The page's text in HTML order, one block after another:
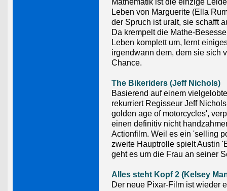
Leben von Marguerite (Ella
der Spruch ist uralt, sie schafft
Da krempelt die Mathe-
Leben komplett um, lernt
irgendwann dem, dem sie sich
Chance.
The Bikeriders (Jeff Nichols)
Basierend auf einem
rekurriert Regisseur Jeff
golden age of motorcycles',
einen definitiv nicht
Actionfilm. Weil es ein 'selling
zweite Hauptrolle spielt Austin
geht es um die Frau an seiner
Alles steht Kopf 2 (Kelsey
Der neue Pixar-Film ist wieder